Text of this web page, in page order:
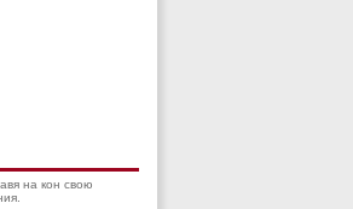
на кон свою